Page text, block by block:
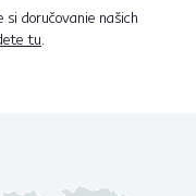
doručovanie našich
tu.